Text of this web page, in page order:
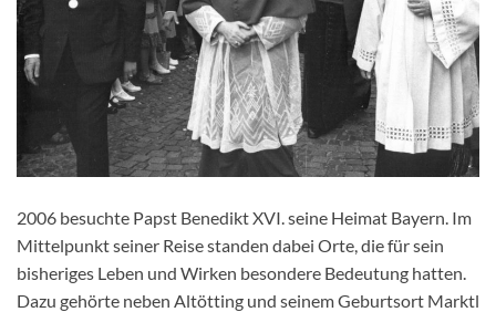
2006 besuchte Papst Benedikt XVI. seine Heimat Bayern. Im
Mittelpunkt seiner Reise standen dabei Orte, die für sein
bisheriges Leben und Wirken besondere Bedeutung hatten.
Dazu gehörte neben Altötting und seinem Geburtsort Marktl